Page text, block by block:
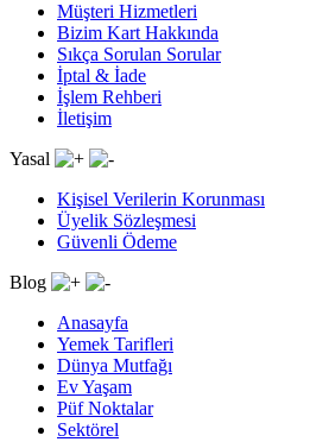
Müşteri Hizmetleri
Bizim Kart Hakkında
Sıkça Sorulan Sorular
İptal & İade
İşlem Rehberi
İletişim
Yasal
Kişisel Verilerin Korunması
Üyelik Sözleşmesi
Güvenli Ödeme
Blog
Anasayfa
Yemek Tarifleri
Dünya Mutfağı
Ev Yaşam
Püf Noktalar
Sektörel